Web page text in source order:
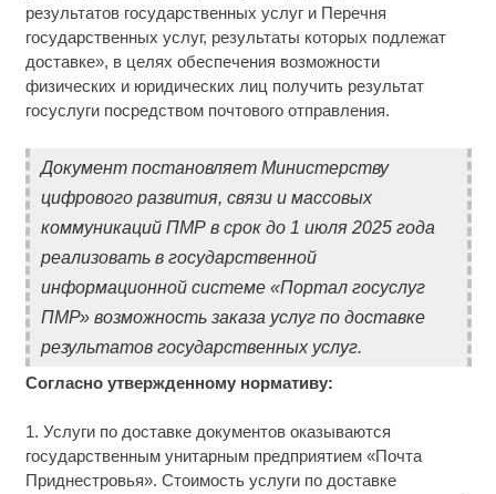
результатов государственных услуг и Перечня
государственных услуг, результаты которых подлежат
доставке», в целях обеспечения возможности
физических и юридических лиц получить результат
госуслуги посредством почтового отправления.
Документ постановляет Министерству
цифрового развития, связи и массовых
коммуникаций ПМР в срок до 1 июля 2025 года
реализовать в государственной
информационной системе «Портал госуслуг
ПМР» возможность заказа услуг по доставке
результатов государственных услуг.
Согласно утвержденному нормативу:
1. Услуги по доставке документов оказываются
государственным унитарным предприятием «Почта
Приднестровья». Стоимость услуги по доставке
i
Ролик длится пару секунд, но вы будете в шоке
от увиденного
Ролик из Омска: вы будете смеяться долго